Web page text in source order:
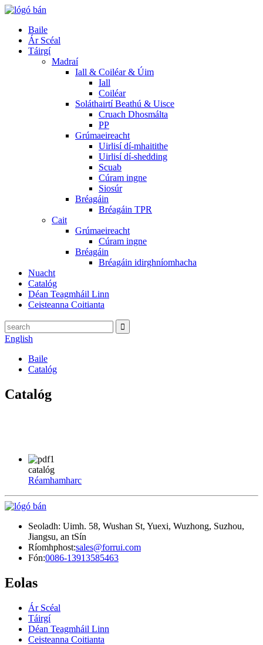
Baile
Ár Scéal
Táirgí
Madraí
Iall & Coiléar & Úim
Iall
Coiléar
Soláthairtí Beathú & Uisce
Cruach Dhosmálta
PP
Grúmaeireacht
Uirlisí dí-mhaitithe
Uirlisí dí-shedding
Scuab
Cúram ingne
Siosúr
Bréagáin
Bréagáin TPR
Cait
Grúmaeireacht
Cúram ingne
Bréagáin
Bréagáin idirghníomhacha
Nuacht
Catalóg
Déan Teagmháil Linn
Ceisteanna Coitianta
English
Baile
Catalóg
Catalóg
catalóg
Réamhamharc
Seoladh: Uimh. 58, Wushan St, Yuexi, Wuzhong, Suzhou,
Jiangsu, an tSín
Ríomhphost:sales@forrui.com
Fón:0086-13913585463
Eolas
Ár Scéal
Táirgí
Déan Teagmháil Linn
Ceisteanna Coitianta